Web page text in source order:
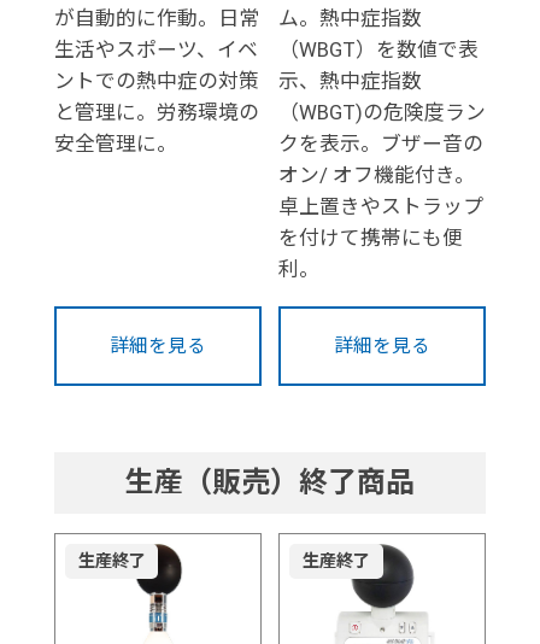
が自動的に作動。日常
生活やスポーツ、イベ
ントでの熱中症の対策
と管理に。労務環境の
安全管理に。
詳細を見る
ム。熱中症指数
（WBGT）を数値で表
示、熱中症指数
（WBGT)の危険度ラン
クを表示。ブザー音の
オン/ オフ機能付き。
卓上置きやストラップ
を付けて携帯にも便
利。
詳細を見る
生産（販売）終了商品
生産終了 生産終了